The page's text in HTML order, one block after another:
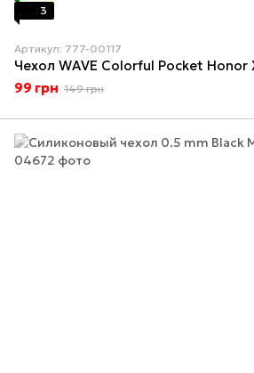
3
Артикул: 777-00117
Чехол WAVE Colorful Pocket Honor
99 грн 149 грн